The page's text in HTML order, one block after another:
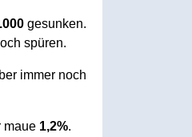
gesunken.
spüren.
immer noch
maue 1,2%.